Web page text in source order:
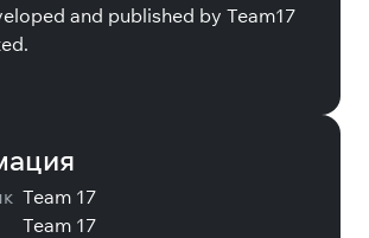
and published by Team17
Team 17
Team 17